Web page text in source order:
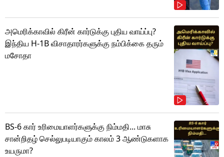
அமெரிக்காவில் கிரீன் கார்டுக்கு புதிய வாய்ப்பு?
இந்திய H-1B விசாதாரர்களுக்கு நம்பிக்கை தரும்
மசோதா
BS-6 கார் உரிமையாளர்களுக்கு நிம்மதி... மாசு
சான்றிதழ் செல்லுபடியாகும் காலம் 3 ஆண்டுகளாக
உயருமா?